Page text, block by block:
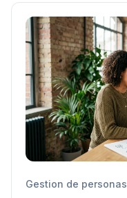
Gestion de personas